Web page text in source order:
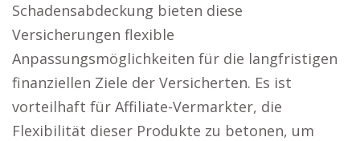
Schadensabdeckung bieten diese
Versicherungen flexible
Anpassungsmöglichkeiten für die langfristigen
finanziellen Ziele der Versicherten. Es ist
vorteilhaft für Affiliate-Vermarkter, die
Flexibilität dieser Produkte zu betonen, um